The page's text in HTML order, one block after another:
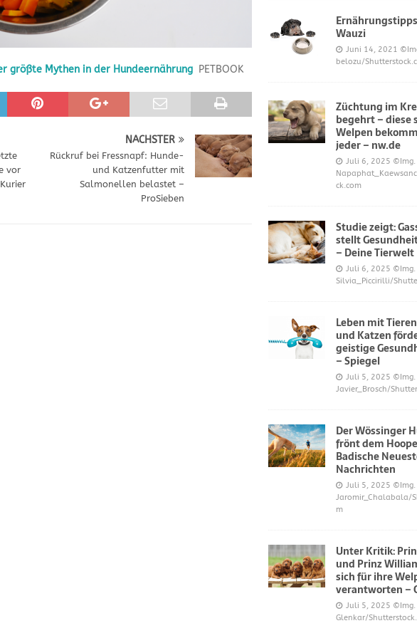
Hundeverein frönt dem Hoopers-Sport – Badische Neueste Nachrichten SPORT
Kritik: Prinzessin Kate und Prinz William müssen sich für ihre Welpen verantworten – OP-
] Kalzium für Hunde – Knochen oder Eierschalen? DIES UND DAS
größte Mythen in der Hundeernährung PETBOOK
vor
NÄCHSTER
Rückruf bei Fressnapf: Hunde-
und Katzenfutter mit
Salmonellen belastet –
ProSieben
Wauzi
Juni 14, 2021
belozu/
Züchtung im
begehrt – diese
Welpen
jeder – nw.de
Juli 6, 2025 ©Img.
ck.com
Studie zeigt:
stellt
– Deine Tierwelt
Juli 6, 2025 ©Img.
Silvia_Piccirilli/
Leben mit
und Katzen
geistige
– Spiegel
Juli 5, 2025 ©Img.
Javier_Brosch/
Der Wössinger
frönt dem
Badische
Nachrichten
Juli 5, 2025 ©Img.
Jaromir_Chalabala/
m
Unter Kritik:
und Prinz
sich für ihre
verantworten –
Juli 5, 2025 ©Img.
Glenkar/